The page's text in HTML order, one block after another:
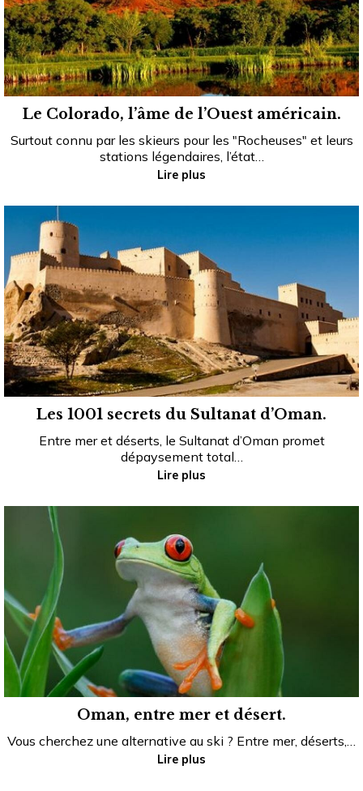
Le Colorado, l’âme de l’Ouest américain.
Surtout connu par les skieurs pour les "Rocheuses" et leurs
stations légendaires, l’état…
Lire plus
Les 1001 secrets du Sultanat d’Oman.
Entre mer et déserts, le Sultanat d’Oman promet
dépaysement total…
Lire plus
Oman, entre mer et désert.
Vous cherchez une alternative au ski ? Entre mer, déserts,…
Lire plus